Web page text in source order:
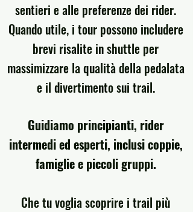
sentieri e alle preferenze dei rider.
Quando utile, i tour possono includere
brevi risalite in shuttle per
massimizzare la qualità della pedalata
e il divertimento sui trail.
Guidiamo principianti, rider
intermedi ed esperti, inclusi coppie,
famiglie e piccoli gruppi.
Che tu voglia scoprire i trail più